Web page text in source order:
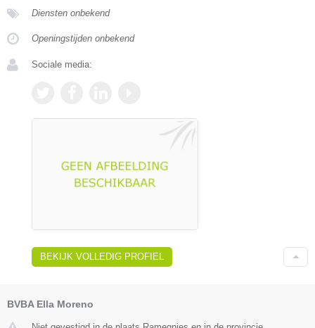
Diensten onbekend
Openingstijden onbekend
Sociale media:
BEKIJK VOLLEDIG PROFIEL
BVBA Ella Moreno